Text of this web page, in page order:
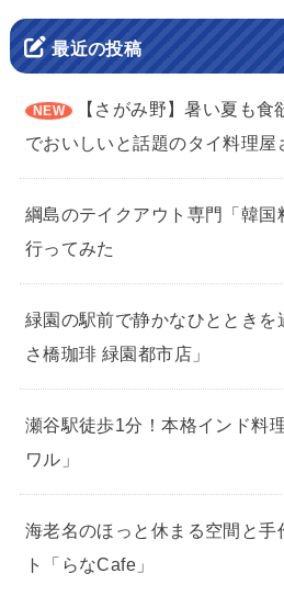
最近の投稿
【さがみ野】暑い夏も食
でおいしいと話題のタイ料理屋
綱島のテイクアウト専門「韓国
行ってみた
緑園の駅前で静かなひとときを
さ橋珈琲 緑園都市店」
瀬谷駅徒歩1分！本格インド料
ワル」
海老名のほっと休まる空間と手
ト「らなCafe」